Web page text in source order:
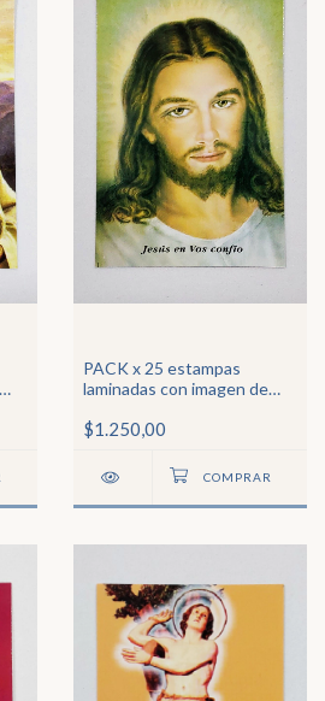
PACK x 25 estampas
laminadas con imagen de
$1.250,00